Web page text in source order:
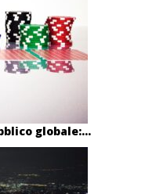
globale:...